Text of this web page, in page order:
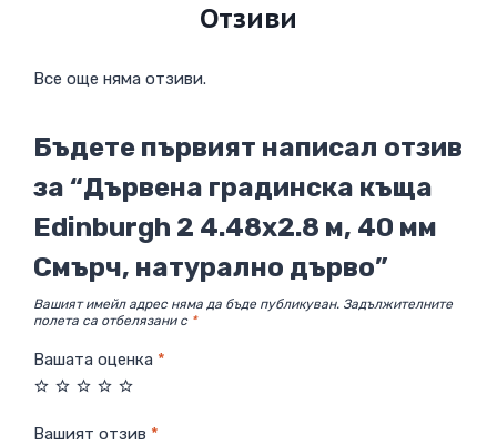
Отзиви
Все още няма отзиви.
Бъдете първият написал отзив
за “Дървена градинска къща
Edinburgh 2 4.48х2.8 м, 40 мм
Смърч, натурално дърво”
Вашият имейл адрес няма да бъде публикуван. Задължителните
полета са отбелязани с *
Вашата оценка *
Вашият отзив *